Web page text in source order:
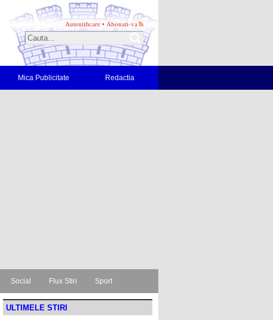
Autentificare • Abonati-va
Mica Publicitate Redactia
Social Flux Stiri Sport
ULTIMELE STIRI